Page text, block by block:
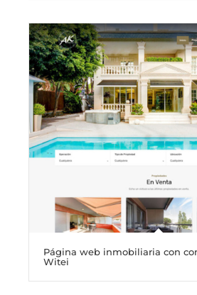
Página web inmobiliaria con
Witei